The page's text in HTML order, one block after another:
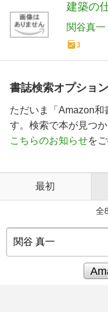
建築の
関谷真一
3
書誌検索オプショ
ただいま「Amazon和
す。検索で本が見つ
こちらのお知らせを
最初
全